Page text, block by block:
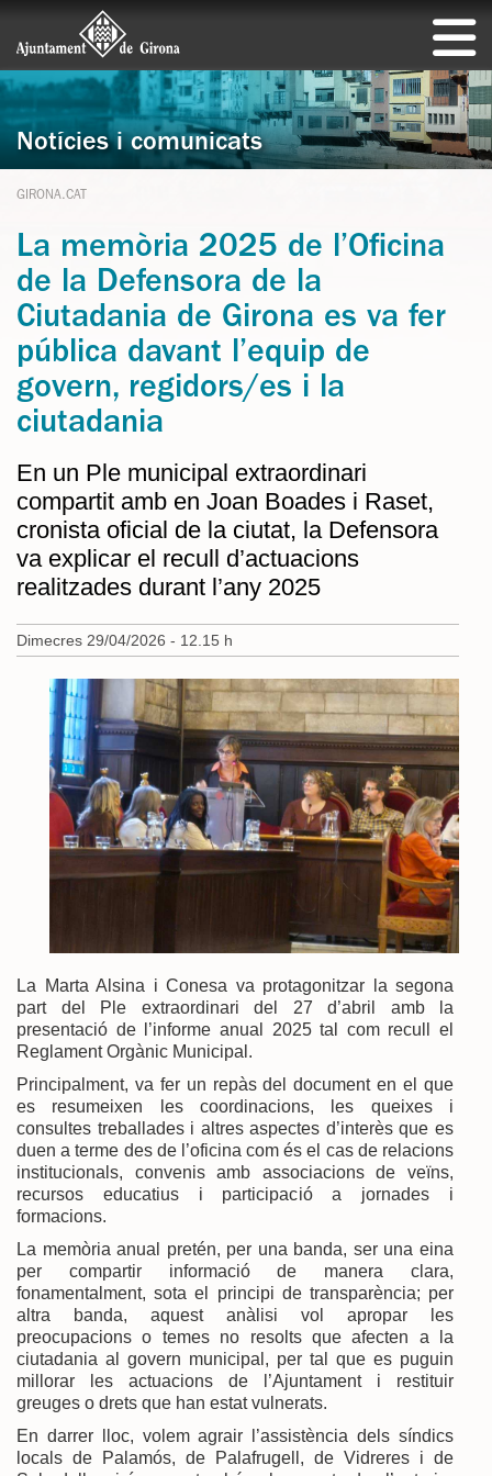
Notícies i comunicats
GIRONA.CAT
La memòria 2025 de l’Oficina
de la Defensora de la
Ciutadania de Girona es va fer
pública davant l’equip de
govern, regidors/es i la
ciutadania
En un Ple municipal extraordinari
compartit amb en Joan Boades i Raset,
cronista oficial de la ciutat, la Defensora
va explicar el recull d’actuacions
realitzades durant l’any 2025
Dimecres 29/04/2026 - 12.15 h
La Marta Alsina i Conesa va protagonitzar la segona
part del Ple extraordinari del 27 d’abril amb la
presentació de l’informe anual 2025 tal com recull el
Reglament Orgànic Municipal.
Principalment, va fer un repàs del document en el que
es resumeixen les coordinacions, les queixes i
consultes treballades i altres aspectes d’interès que es
duen a terme des de l’oficina com és el cas de relacions
institucionals, convenis amb associacions de veïns,
recursos educatius i participació a jornades i
formacions.
La memòria anual pretén, per una banda, ser una eina
per compartir informació de manera clara,
fonamentalment, sota el principi de transparència; per
altra banda, aquest anàlisi vol apropar les
preocupacions o temes no resolts que afecten a la
ciutadania al govern municipal, per tal que es puguin
millorar les actuacions de l’Ajuntament i restituir
greuges o drets que han estat vulnerats.
En darrer lloc, volem agrair l’assistència dels síndics
locals de Palamós, de Palafrugell, de Vidreres i de